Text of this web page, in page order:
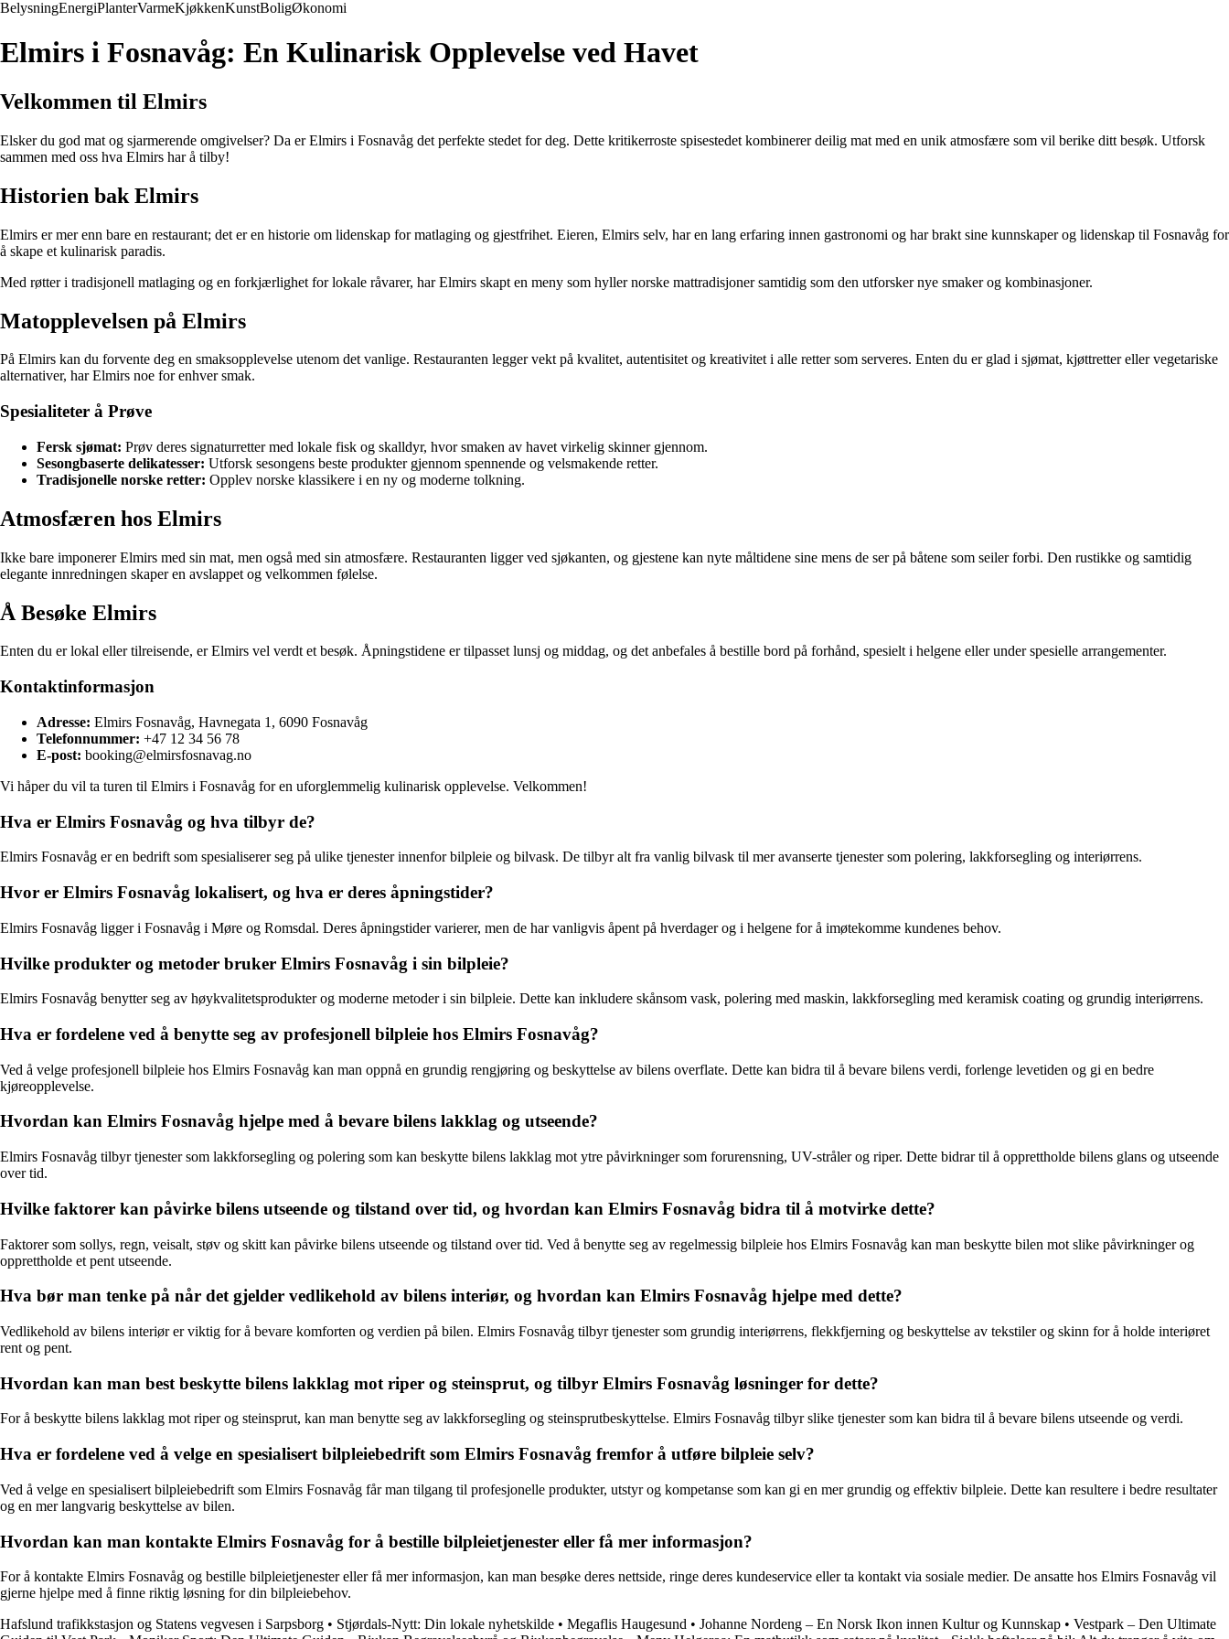
BelysningEnergiPlanterVarmeKjøkkenKunstBoligØkonomi
Elmirs i Fosnavåg: En Kulinarisk Opplevelse ved Havet
Velkommen til Elmirs
Elsker du god mat og sjarmerende omgivelser? Da er Elmirs i Fosnavåg det perfekte stedet for deg. Dette kritikerroste spisestedet kombinerer deilig mat med en unik atmosfære som vil berike ditt besøk. Utforsk
sammen med oss hva Elmirs har å tilby!
Historien bak Elmirs
Elmirs er mer enn bare en restaurant; det er en historie om lidenskap for matlaging og gjestfrihet. Eieren, Elmirs selv, har en lang erfaring innen gastronomi og har brakt sine kunnskaper og lidenskap til Fosnavåg for
å skape et kulinarisk paradis.
Med røtter i tradisjonell matlaging og en forkjærlighet for lokale råvarer, har Elmirs skapt en meny som hyller norske mattradisjoner samtidig som den utforsker nye smaker og kombinasjoner.
Matopplevelsen på Elmirs
På Elmirs kan du forvente deg en smaksopplevelse utenom det vanlige. Restauranten legger vekt på kvalitet, autentisitet og kreativitet i alle retter som serveres. Enten du er glad i sjømat, kjøttretter eller vegetariske
alternativer, har Elmirs noe for enhver smak.
Spesialiteter å Prøve
Fersk sjømat: Prøv deres signaturretter med lokale fisk og skalldyr, hvor smaken av havet virkelig skinner gjennom.
Sesongbaserte delikatesser: Utforsk sesongens beste produkter gjennom spennende og velsmakende retter.
Tradisjonelle norske retter: Opplev norske klassikere i en ny og moderne tolkning.
Atmosfæren hos Elmirs
Ikke bare imponerer Elmirs med sin mat, men også med sin atmosfære. Restauranten ligger ved sjøkanten, og gjestene kan nyte måltidene sine mens de ser på båtene som seiler forbi. Den rustikke og samtidig
elegante innredningen skaper en avslappet og velkommen følelse.
Å Besøke Elmirs
Enten du er lokal eller tilreisende, er Elmirs vel verdt et besøk. Åpningstidene er tilpasset lunsj og middag, og det anbefales å bestille bord på forhånd, spesielt i helgene eller under spesielle arrangementer.
Kontaktinformasjon
Adresse: Elmirs Fosnavåg, Havnegata 1, 6090 Fosnavåg
Telefonnummer: +47 12 34 56 78
E-post: booking@elmirsfosnavag.no
Vi håper du vil ta turen til Elmirs i Fosnavåg for en uforglemmelig kulinarisk opplevelse. Velkommen!
Hva er Elmirs Fosnavåg og hva tilbyr de?
Elmirs Fosnavåg er en bedrift som spesialiserer seg på ulike tjenester innenfor bilpleie og bilvask. De tilbyr alt fra vanlig bilvask til mer avanserte tjenester som polering, lakkforsegling og interiørrens.
Hvor er Elmirs Fosnavåg lokalisert, og hva er deres åpningstider?
Elmirs Fosnavåg ligger i Fosnavåg i Møre og Romsdal. Deres åpningstider varierer, men de har vanligvis åpent på hverdager og i helgene for å imøtekomme kundenes behov.
Hvilke produkter og metoder bruker Elmirs Fosnavåg i sin bilpleie?
Elmirs Fosnavåg benytter seg av høykvalitetsprodukter og moderne metoder i sin bilpleie. Dette kan inkludere skånsom vask, polering med maskin, lakkforsegling med keramisk coating og grundig interiørrens.
Hva er fordelene ved å benytte seg av profesjonell bilpleie hos Elmirs Fosnavåg?
Ved å velge profesjonell bilpleie hos Elmirs Fosnavåg kan man oppnå en grundig rengjøring og beskyttelse av bilens overflate. Dette kan bidra til å bevare bilens verdi, forlenge levetiden og gi en bedre
kjøreopplevelse.
Hvordan kan Elmirs Fosnavåg hjelpe med å bevare bilens lakklag og utseende?
Elmirs Fosnavåg tilbyr tjenester som lakkforsegling og polering som kan beskytte bilens lakklag mot ytre påvirkninger som forurensning, UV-stråler og riper. Dette bidrar til å opprettholde bilens glans og utseende
over tid.
Hvilke faktorer kan påvirke bilens utseende og tilstand over tid, og hvordan kan Elmirs Fosnavåg bidra til å motvirke dette?
Faktorer som sollys, regn, veisalt, støv og skitt kan påvirke bilens utseende og tilstand over tid. Ved å benytte seg av regelmessig bilpleie hos Elmirs Fosnavåg kan man beskytte bilen mot slike påvirkninger og
opprettholde et pent utseende.
Hva bør man tenke på når det gjelder vedlikehold av bilens interiør, og hvordan kan Elmirs Fosnavåg hjelpe med dette?
Vedlikehold av bilens interiør er viktig for å bevare komforten og verdien på bilen. Elmirs Fosnavåg tilbyr tjenester som grundig interiørrens, flekkfjerning og beskyttelse av tekstiler og skinn for å holde interiøret
rent og pent.
Hvordan kan man best beskytte bilens lakklag mot riper og steinsprut, og tilbyr Elmirs Fosnavåg løsninger for dette?
For å beskytte bilens lakklag mot riper og steinsprut, kan man benytte seg av lakkforsegling og steinsprutbeskyttelse. Elmirs Fosnavåg tilbyr slike tjenester som kan bidra til å bevare bilens utseende og verdi.
Hva er fordelene ved å velge en spesialisert bilpleiebedrift som Elmirs Fosnavåg fremfor å utføre bilpleie selv?
Ved å velge en spesialisert bilpleiebedrift som Elmirs Fosnavåg får man tilgang til profesjonelle produkter, utstyr og kompetanse som kan gi en mer grundig og effektiv bilpleie. Dette kan resultere i bedre resultater
og en mer langvarig beskyttelse av bilen.
Hvordan kan man kontakte Elmirs Fosnavåg for å bestille bilpleietjenester eller få mer informasjon?
For å kontakte Elmirs Fosnavåg og bestille bilpleietjenester eller få mer informasjon, kan man besøke deres nettside, ringe deres kundeservice eller ta kontakt via sosiale medier. De ansatte hos Elmirs Fosnavåg vil
gjerne hjelpe med å finne riktig løsning for din bilpleiebehov.
Hafslund trafikkstasjon og Statens vegvesen i Sarpsborg • Stjørdals-Nytt: Din lokale nyhetskilde • Megaflis Haugesund • Johanne Nordeng – En Norsk Ikon innen Kultur og Kunnskap • Vestpark – Den Ultimate